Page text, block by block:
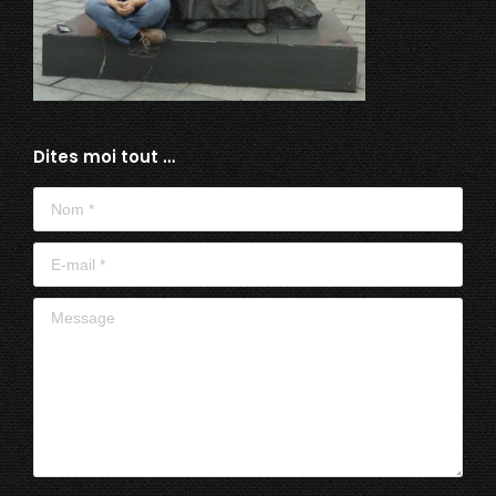
Dites moi tout …
Nom *
E-mail *
Message